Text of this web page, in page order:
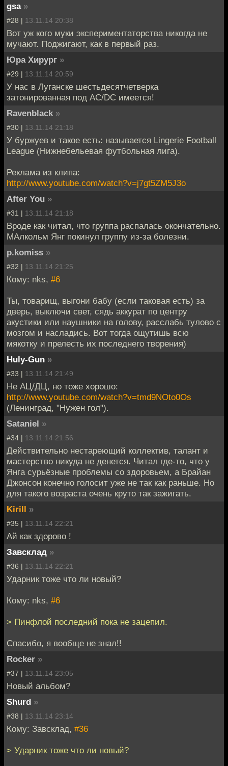
gsa »
#28 | 13.11.14 20:38
Вот уж кого муки экспериментаторства никогда не
мучают. Поджигают, как в первый раз.
Юра Хирург »
#29 | 13.11.14 20:59
У нас в Луганске шестьдесятчетверка
затонированная под AC/DC имеется!
Ravenblack »
#30 | 13.11.14 21:18
У буржуев и такое есть: называется Lingerie Football
League (Нижнебельевая футбольная лига).
Реклама из клипа:
http://www.youtube.com/watch?v=j7gt5ZM5J3o
After You »
#31 | 13.11.14 21:18
Вроде как читал, что группа распалась окончательно.
МАлкольм Янг покинул группу из-за болезни.
p.komiss »
#32 | 13.11.14 21:25
Кому: nks, #6
Ты, товарищ, выгони бабу (если таковая есть) за
дверь, выключи свет, сядь аккурат по центру
акустики или наушники на голову, расслабь тулово с
мозгом и насладись. Вот тогда ощутишь всю
мякотку и прелесть их последнего творения)
Huly-Gun »
#33 | 13.11.14 21:49
Не АЦ/ДЦ, но тоже хорошо:
http://www.youtube.com/watch?v=tmd9NOto0Os
(Ленинград, "Нужен гол").
Sataniel »
#34 | 13.11.14 21:56
Действительно нестареющий коллектив, талант и
мастерство никуда не денется. Читал где-то, что у
Янга сурьёзные проблемы со здоровьем, а Брайан
Джонсон конечно голосит уже не так как раньше. Но
для такого возраста очень круто так зажигать.
Kirill »
#35 | 13.11.14 22:21
Ай как здорово !
Завсклад »
#36 | 13.11.14 22:21
Ударник тоже что ли новый?
Кому: nks, #6
> Пинфлой последний пока не зацепил.
Спасибо, я вообще не знал!!
Rocker »
#37 | 13.11.14 23:05
Новый альбом?
Shurd »
#38 | 13.11.14 23:14
Кому: Завсклад, #36
> Ударник тоже что ли новый?